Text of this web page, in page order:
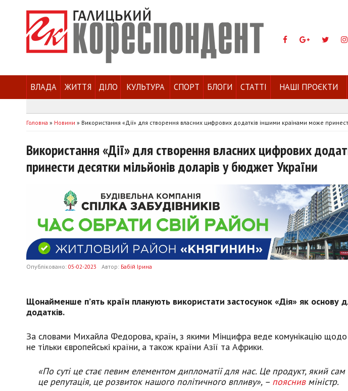
ВЛАДА ЖИТТЯ ДІЛО КУЛЬТУРА СПОРТ БЛОГИ СТАТТІ НАШІ ПРОЄКТИ
Головна » Новини » Використання «Дії» для створення власних цифрових додатків іншими країнами може
Використання «Дії» для створення власних цифрових
принести десятки мільйонів доларів у бюджет України
Опубліковано: 05-02-2023 Автор: Бабій Ірина
Щонайменше п’ять країн планують використати застосунок «Дія» як основу
додатків.
За словами Михайла Федорова, країн, з якими Мінцифра веде комунікацію щодо
не тільки європейські країни, а також країни Азії та Африки.
«По суті це стає певим елементом дипломатії для нас. Це продукт, який
це репутація, це розвиток нашого політичного впливу», – пояснивміністр.